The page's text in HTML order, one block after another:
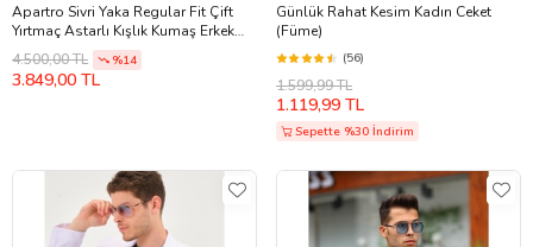
Apartro Sivri Yaka Regular Fit Çift
Yırtmaç Astarlı Kışlık Kumaş Erkek
Tek Ceket (Taba)
4.500,00 TL %14
3.849,00 TL
Günlük Rahat Kesim Kadın Ceket
(Füme)
(56)
1.599,99 TL
1.119,99 TL
Sepette %30 İndirim